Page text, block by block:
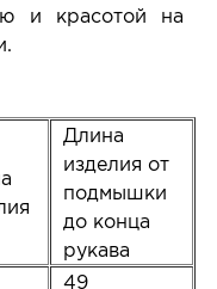
и красотой на
Длина
изделия от
подмышки
до конца
рукава
49